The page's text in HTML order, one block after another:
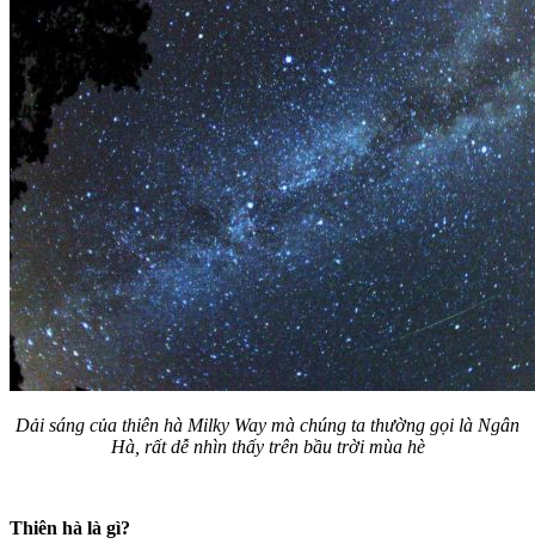
Dải sáng của thiên hà Milky Way mà chúng ta thường gọi là Ngân
Hà, rất dễ nhìn thấy trên bầu trời mùa hè
Thiên hà là gì?